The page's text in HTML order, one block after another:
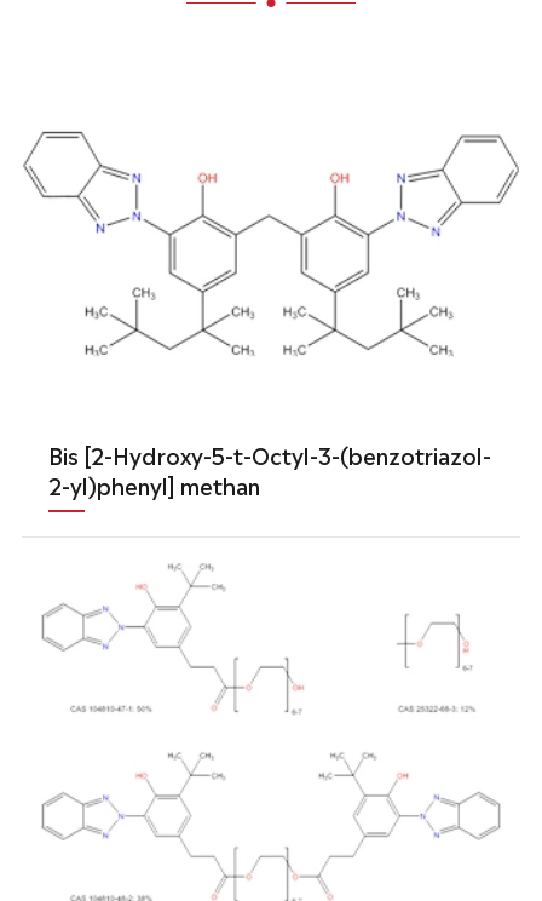
Bis [2-Hydroxy-5-t-Octyl-3-(benzotriazol-
2-yl)phenyl] methan